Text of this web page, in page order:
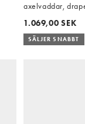
axelvaddar,
1.069,00 SEK
SÄLJER SNABBT